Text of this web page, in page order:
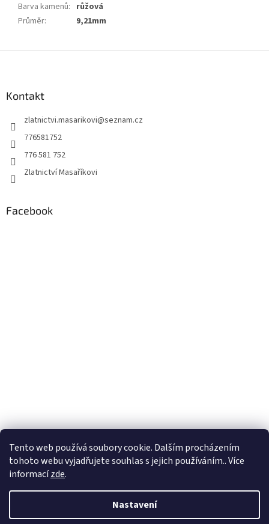
Tento web používá soubory cookie. Dalším procházením
tohoto webu vyjadřujete souhlas s jejich používáním.. Více
informacízde.
Nastavení
Barva kamenů: růžová
Průměr: 9,21mm
Kontakt
zlatnictvi.masarikovi@seznam.cz
776581752
776 581 752
Zlatnictví Masaříkovi
Facebook
Vytvořil Shoptet